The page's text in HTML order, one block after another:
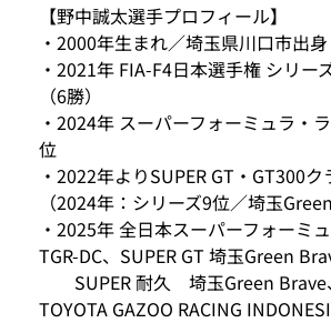
【野中誠太選手プロフィール】
・2000年生まれ／埼玉県川口市出身
・2021年 FIA-F4日本選手権 シリー
（6勝）
・2024年 スーパーフォーミュラ・
位
・2022年よりSUPER GT・GT300
（2024年：シリーズ9位／埼玉
・2025年 全日本スーパーフォーミ
TGR-DC、SUPER GT 埼玉Green
SUPER 耐久 埼玉Green Brave
TOYOTA GAZOO RACING